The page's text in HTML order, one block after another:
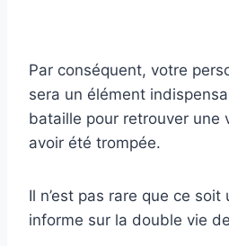
Par conséquent, votre
sera un élément
bataille pour retrouver une
avoir été trompée.
Il n’est pas rare que ce
informe sur la double vie